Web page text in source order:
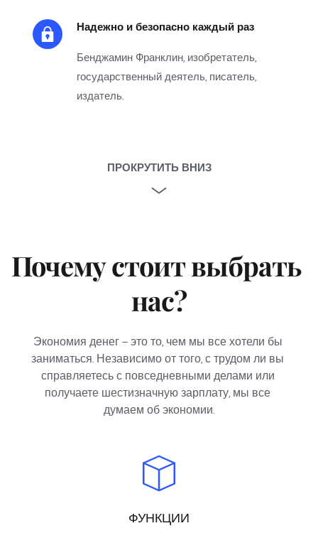
Надежно и безопасно каждый раз
Бенджамин Франклин, изобретатель,
государственный деятель, писатель,
издатель.
ПРОКРУТИТЬ ВНИЗ
Почему стоит выбрать
нас?
Экономия денег — это то, чем мы все хотели бы
заниматься. Независимо от того, с трудом ли вы
справляетесь с повседневными делами или
получаете шестизначную зарплату, мы все
думаем об экономии.
ФУНКЦИИ